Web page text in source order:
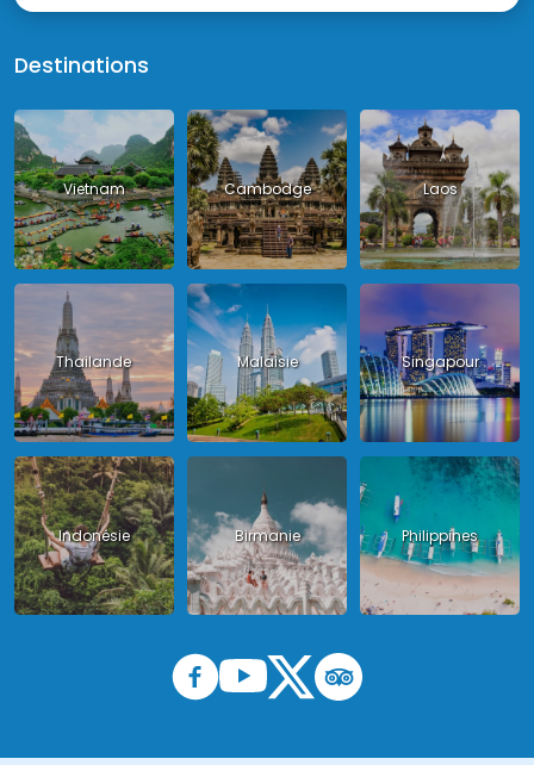
Destinations
Vietnam Cambodge Laos
Thailande Malaisie Singapour
Indonésie Birmanie Philippines